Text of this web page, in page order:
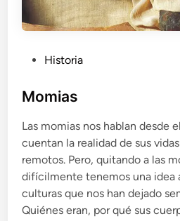
b
i
c
a
d
o
e
Historia
Momias
Las momias nos hablan desde
cuentan la realidad de sus
remotos. Pero, quitando a las
difícilmente tenemos una idea
culturas que nos han dejado
Quiénes eran, por qué sus